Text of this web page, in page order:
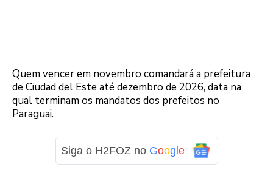
Quem vencer em novembro comandará a prefeitura
de Ciudad del Este até dezembro de 2026, data na
qual terminam os mandatos dos prefeitos no
Paraguai.
Siga o H2FOZ no Google